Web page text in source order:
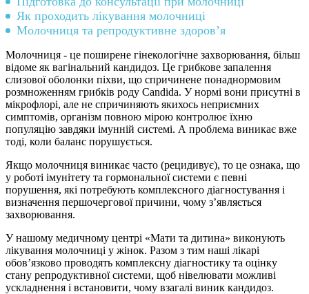
Як проходить лікування молочниці
Молочниця та репродуктивне здоров’я
Молочниця - це поширене гінекологічне захворювання, більш
відоме як вагінальний кандидоз. Це грибкове запалення
слизової оболонки піхви, що спричинене понаднормовим
розмноженням грибків роду Candida. У нормі вони присутні в
мікрофлорі, але не спричиняють якихось неприємних
симптомів, організм повною мірою контролює їхню
популяцію завдяки імунній системі. А проблема виникає вже
тоді, коли баланс порушується.
Якщо молочниця виникає часто (рецидивує), то це ознака, що
у роботі імунітету та гормональної системи є певні
порушення, які потребують комплексного діагностування і
визначення першочергової причини, чому з’являється
захворювання.
У нашому медичному центрі «Мати та дитина» виконують
лікування молочниці у жінок. Разом з тим наші лікарі
обов’язково проводять комплексну діагностику та оцінку
стану репродуктивної системи, щоб нівелювати можливі
ускладнення і встановити, чому взагалі виник кандидоз.